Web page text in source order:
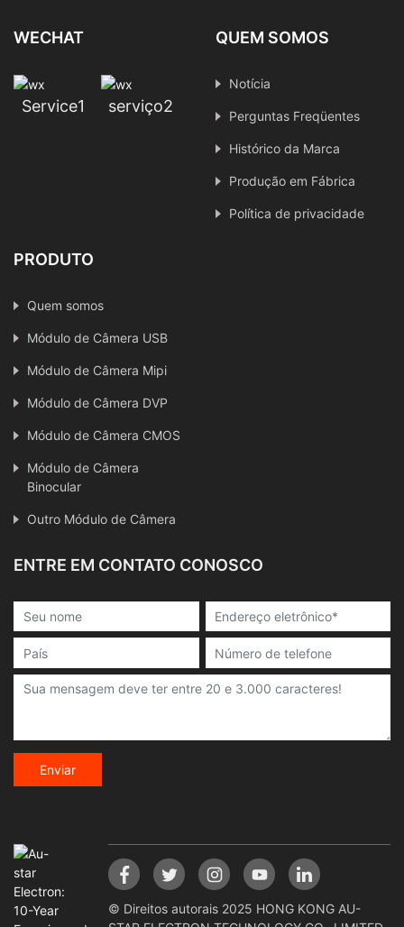
WECHAT
Service1 serviço2
QUEM SOMOS
Notícia
Perguntas Freqüentes
Histórico da Marca
Produção em Fábrica
Política de privacidade
PRODUTO
Quem somos
Módulo de Câmera USB
Módulo de Câmera Mipi
Módulo de Câmera DVP
Módulo de Câmera CMOS
Módulo de Câmera
Binocular
Outro Módulo de Câmera
ENTRE EM CONTATO CONOSCO
Enviar
© Direitos autorais 2025 HONG KONG AU-